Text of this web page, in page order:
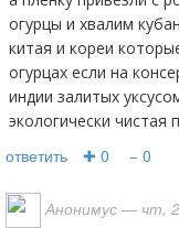
огурцы и хвалим
китая и кореи
огурцах если на
индии залитых
экологически чистая
ответить ✚ 0 − 0
Анонимус — чт,